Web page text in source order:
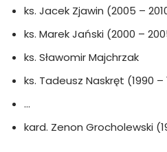
ks. Jacek Zjawin (2005 –
ks. Marek Jański (2000 –
ks. Sławomir Majchrzak
ks. Tadeusz Naskręt (1990 –
…
kard. Zenon Grocholewski